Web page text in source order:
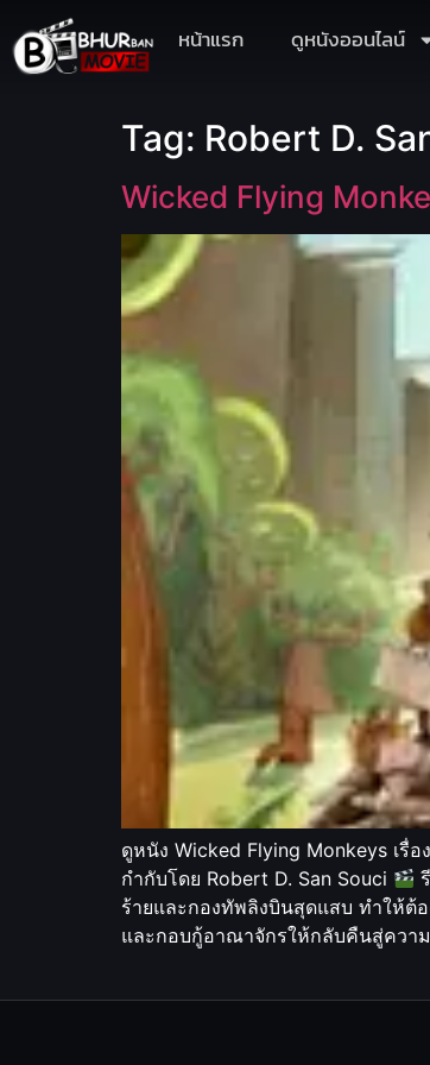
หน้าแรก ดูหนังออนไลน์
Tag: Robert D.
Wicked Flying
ดูหนัง Wicked Flying Monkeys เรื่
กำกับโดย Robert D. San Souci
ร้ายและกองทัพลิงบินสุดแสบ ทำให้ต้
และกอบกู้อาณาจักรให้กลับคืนสู่ความ